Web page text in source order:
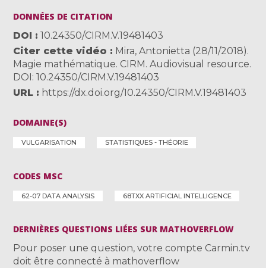
DONNÉES DE CITATION
DOI
10.24350/CIRM.V.19481403
Citer cette vidéo
Mira, Antonietta (28/11/2018).
Magie mathématique. CIRM. Audiovisual resource.
DOI: 10.24350/CIRM.V.19481403
URL
https://dx.doi.org/10.24350/CIRM.V.19481403
DOMAINE(S)
VULGARISATION STATISTIQUES - THÉORIE
CODES MSC
62-07 DATA ANALYSIS 68TXX ARTIFICIAL INTELLIGENCE
DERNIÈRES QUESTIONS LIÉES SUR MATHOVERFLOW
Pour poser une question, votre compte Carmin.tv
doit être connecté à mathoverflow